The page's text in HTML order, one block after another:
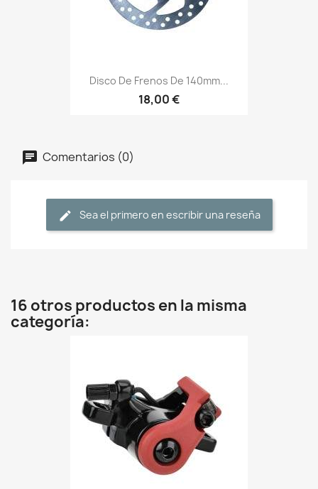
Disco De Frenos De 140mm...
18,00 €
Comentarios (0)
Sea el primero en escribir una reseña
16 otros productos en la misma
categoría: